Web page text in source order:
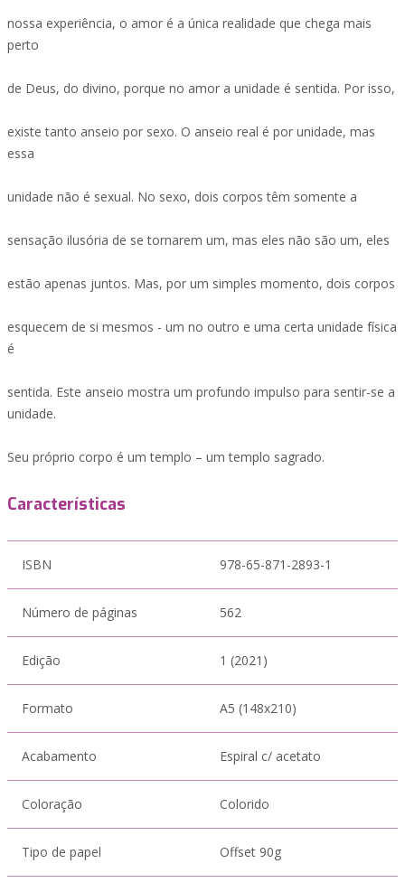
nossa experiência, o amor é a única realidade que chega mais
perto
de Deus, do divino, porque no amor a unidade é sentida. Por isso,
existe tanto anseio por sexo. O anseio real é por unidade, mas
essa
unidade não é sexual. No sexo, dois corpos têm somente a
sensação ilusória de se tornarem um, mas eles não são um, eles
estão apenas juntos. Mas, por um simples momento, dois corpos
esquecem de si mesmos - um no outro e uma certa unidade física
é
sentida. Este anseio mostra um profundo impulso para sentir-se a
unidade.
Seu próprio corpo é um templo – um templo sagrado.
Características
ISBN 978-65-871-2893-1
Número de páginas 562
Edição 1 (2021)
Formato A5 (148x210)
Acabamento Espiral c/ acetato
Coloração Colorido
Tipo de papel Offset 90g